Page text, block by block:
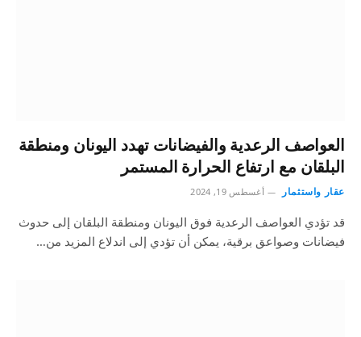
العواصف الرعدية والفيضانات تهدد اليونان ومنطقة
البلقان مع ارتفاع الحرارة المستمر
عقار واستثمار أغسطس 19, 2024
قد تؤدي العواصف الرعدية فوق اليونان ومنطقة البلقان إلى حدوث
فيضانات وصواعق برقية، يمكن أن تؤدي إلى اندلاع المزيد من…